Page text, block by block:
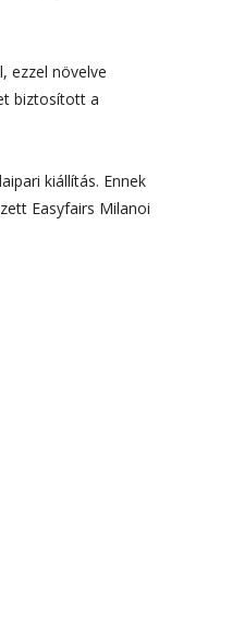
segédletek
ezzel növelve
biztosított a
kiállítás. Ennek
Easyfairs Milanoi